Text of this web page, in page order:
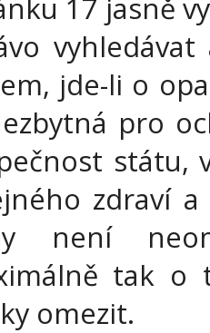
17 jasně
jde-li o
pro
státu,
zdraví a
není
tak
omezit.